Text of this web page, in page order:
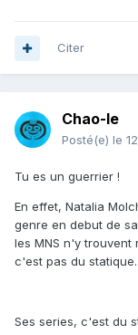
Citer
Chao-le
Posté(e) le
Tu es un guerrier !
En effet, Natalia
genre en debut de
les MNS n'y
c'est pas du statique.
Ses series, c'est du